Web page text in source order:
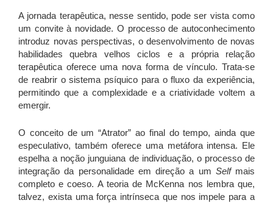
A jornada terapêutica, nesse sentido, pode ser vista como
um convite à novidade. O processo de autoconhecimento
introduz novas perspectivas, o desenvolvimento de novas
habilidades quebra velhos ciclos e a própria relação
terapêutica oferece uma nova forma de vínculo. Trata-se
de reabrir o sistema psíquico para o fluxo da experiência,
permitindo que a complexidade e a criatividade voltem a
emergir.
O conceito de um “Atrator” ao final do tempo, ainda que
especulativo, também oferece uma metáfora intensa. Ele
espelha a noção junguiana de individuação, o processo de
integração da personalidade em direção a um Selfmais
completo e coeso. A teoria de McKenna nos lembra que,
talvez, exista uma força intrínseca que nos impele para a